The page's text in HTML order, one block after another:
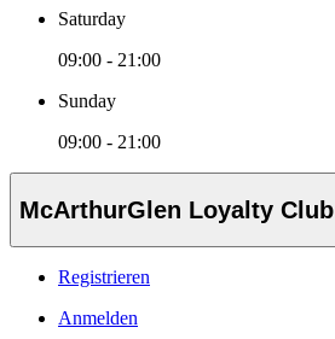
Saturday
09:00 - 21:00
Sunday
09:00 - 21:00
McArthurGlen Loyalty Club
Registrieren
Anmelden